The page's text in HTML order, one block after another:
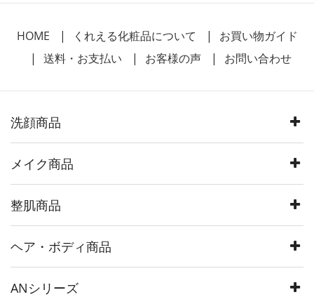
HOME くれえる化粧品について
お買い物ガイド
送料・お支払い
お客様の声 お問い合わせ
洗顔商品
メイク商品
整肌商品
ヘア・ボディ商品
ANシリーズ